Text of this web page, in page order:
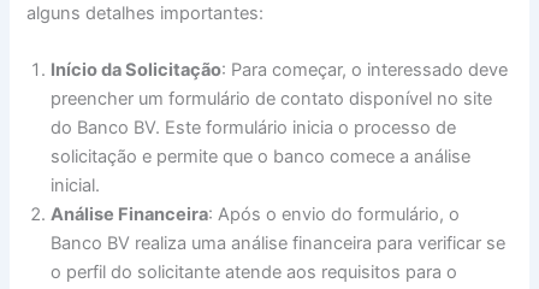
alguns detalhes importantes:
Início da Solicitação: Para começar, o interessado deve
preencher um formulário de contato disponível no site
do Banco BV. Este formulário inicia o processo de
solicitação e permite que o banco comece a análise
inicial.
Análise Financeira: Após o envio do formulário, o
Banco BV realiza uma análise financeira para verificar se
o perfil do solicitante atende aos requisitos para o